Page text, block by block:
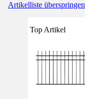
Artikelliste überspringen
Top Artikel